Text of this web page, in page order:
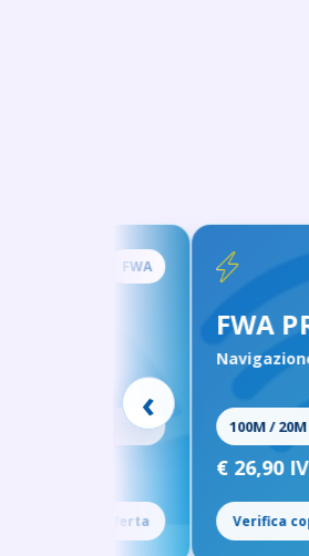
‹
FWA PRIME
Navigazione illimitata
100M / 20M
€ 26,90 IVA inclusa
Verifica copertura